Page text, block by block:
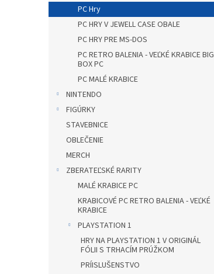
PC Hry
PC HRY V JEWELL CASE OBALE
PC HRY PRE MS-DOS
PC RETRO BALENIA - VEĽKÉ KRABICE BIG
BOX PC
PC MALÉ KRABICE
NINTENDO
FIGÚRKY
STAVEBNICE
OBLEČENIE
MERCH
ZBERATEĽSKÉ RARITY
MALÉ KRABICE PC
KRABICOVÉ PC RETRO BALENIA - VEĽKÉ
KRABICE
PLAYSTATION 1
HRY NA PLAYSTATION 1 V ORIGINÁL
FÓLII S TRHACÍM PRÚŽKOM
PRÍISLUŠENSTVO